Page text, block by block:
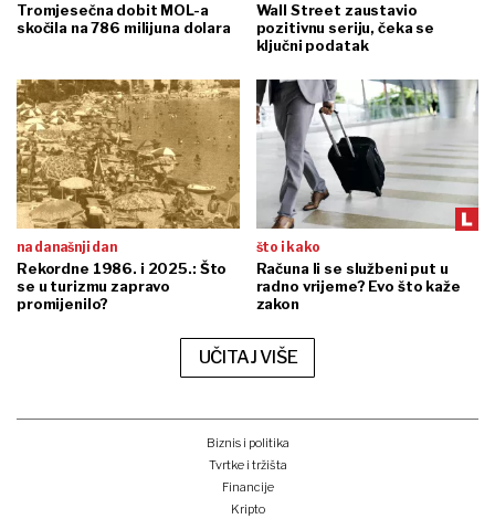
Tromjesečna dobit MOL-a
skočila na 786 milijuna dolara
Wall Street zaustavio
pozitivnu seriju, čeka se
ključni podatak
na današnji dan
Rekordne 1986. i 2025.: Što
se u turizmu zapravo
promijenilo?
što i kako
Računa li se službeni put u
radno vrijeme? Evo što kaže
zakon
UČITAJ VIŠE
Biznis i politika
Tvrtke i tržišta
Financije
Kripto